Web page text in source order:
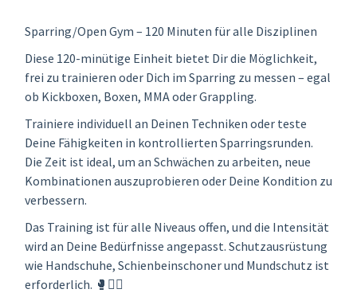
Sparring/Open Gym – 120 Minuten für alle Disziplinen
Diese 120-minütige Einheit bietet Dir die Möglichkeit,
frei zu trainieren oder Dich im Sparring zu messen – egal
ob Kickboxen, Boxen, MMA oder Grappling.
Trainiere individuell an Deinen Techniken oder teste
Deine Fähigkeiten in kontrollierten Sparringsrunden.
Die Zeit ist ideal, um an Schwächen zu arbeiten, neue
Kombinationen auszuprobieren oder Deine Kondition zu
verbessern.
Das Training ist für alle Niveaus offen, und die Intensität
wird an Deine Bedürfnisse angepasst. Schutzausrüstung
wie Handschuhe, Schienbeinschoner und Mundschutz ist
erforderlich. 🥊🤼‍♂️